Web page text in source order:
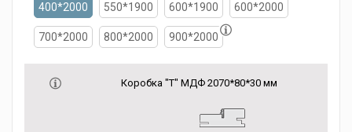
400*2000 550*1900 600*1900 600*2000
700*2000 800*2000 900*2000
Коробка "Т" МДФ 2070*80*30 мм